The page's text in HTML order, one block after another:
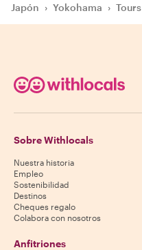
Japón › Yokohama › Tours
Sobre Withlocals
Nuestra historia
Empleo
Sostenibilidad
Destinos
Cheques regalo
Colabora con nosotros
Anfitriones